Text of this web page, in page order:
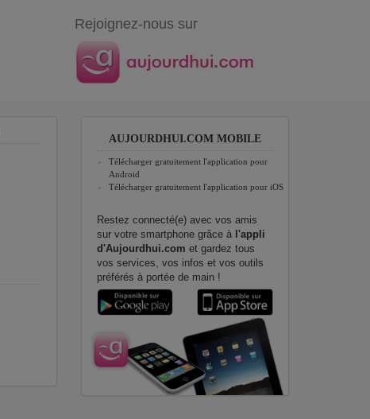
Rejoignez-nous sur
AUJOURDHUI.COM MOBILE
Télécharger gratuitement l'application pour
Android
Télécharger gratuitement l'application pour iOS
Restez connecté(e) avec vos amis
sur votre smartphone grâce à l'appli
d'Aujourdhui.com et gardez tous
vos services, vos infos et vos outils
préférés à portée de main !